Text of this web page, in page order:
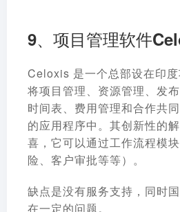
9、项目管理软件
Celoxis 是一个总部设在印
将项目管理、资源管理、发布
时间表、费用管理和合作共
的应用程序中。其创新性的
喜，它可以通过工作流程模
险、客户审批等等）。
缺点是没有服务支持，同时
在一定的问题。